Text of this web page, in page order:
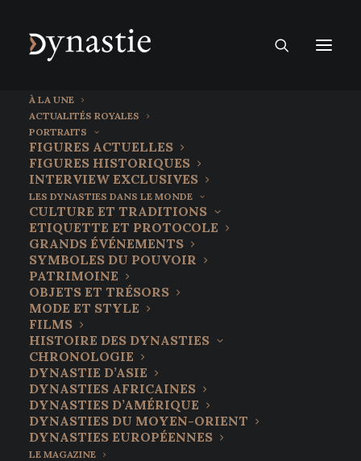
À LA UNE
ACTUALITÉS ROYALES
PORTRAITS
FIGURES ACTUELLES
FIGURES HISTORIQUES
INTERVIEW EXCLUSIVES
LES DYNASTIES DANS LE MONDE
CULTURE ET TRADITIONS
ETIQUETTE ET PROTOCOLE
GRANDS ÉVÉNEMENTS
SYMBOLES DU POUVOIR
PATRIMOINE
OBJETS ET TRÉSORS
MODE ET STYLE
FILMS
HISTOIRE DES DYNASTIES
CHRONOLOGIE
DYNASTIE D’ASIE
DYNASTIES AFRICAINES
DYNASTIES D’AMÉRIQUE
DYNASTIES DU MOYEN-ORIENT
DYNASTIES EUROPÉENNES
LE MAGAZINE
Le retour de la
monarchie en
Roumanie
prochainement
débattu au parlement